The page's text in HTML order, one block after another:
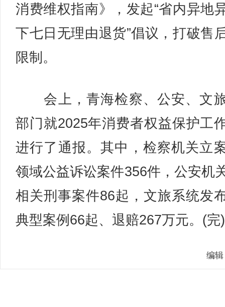
消费维权指南》，发起“省内异地
下七日无理由退货”倡议，打破售
限制。
会上，青海检察、公安、文
部门就2025年消费者权益保护工
进行了通报。其中，检察机关立
领域公益诉讼案件356件，公安机
相关刑事案件86起，文旅系统发
典型案例66起、退赔267万元。(完)
编